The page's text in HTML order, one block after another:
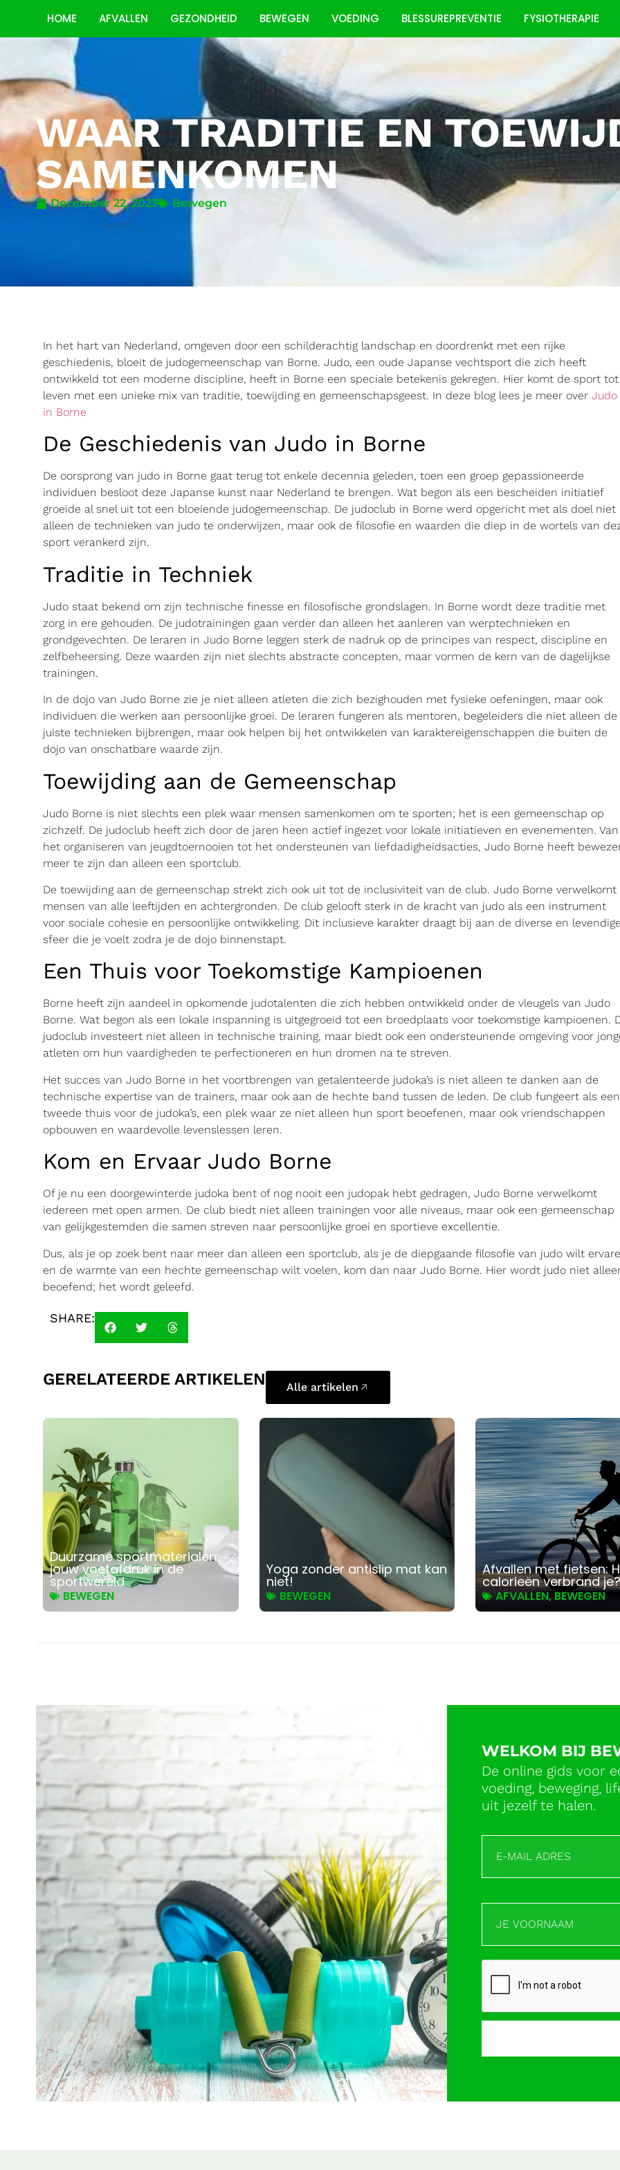
HOME AFVALLEN GEZONDHEID BEWEGEN VOEDING BLESSUREPREVENTIE FYSIOTHERAPIE
WAAR TRADITIE EN
SAMENKOMEN
December 22, 2023 Bewegen
In het hart van Nederland, omgeven door een schilderachtig landschap en doordrenkt met een rijke
geschiedenis, bloeit de judogemeenschap van Borne. Judo, een oude Japanse vechtsport die zich heeft
ontwikkeld tot een moderne discipline, heeft in Borne een speciale betekenis gekregen. Hier komt de sport tot
leven met een unieke mix van traditie, toewijding en gemeenschapsgeest. In deze blog lees je meer over Judo
in Borne
De Geschiedenis van Judo in Borne
De oorsprong van judo in Borne gaat terug tot enkele decennia geleden, toen een groep gepassioneerde
individuen besloot deze Japanse kunst naar Nederland te brengen. Wat begon als een bescheiden initiatief
groeide al snel uit tot een bloeiende judogemeenschap. De judoclub in Borne werd opgericht met als doel niet
alleen de technieken van judo te onderwijzen, maar ook de filosofie en waarden die diep in de wortels van
sport verankerd zijn.
Traditie in Techniek
Judo staat bekend om zijn technische finesse en filosofische grondslagen. In Borne wordt deze traditie met
zorg in ere gehouden. De judotrainingen gaan verder dan alleen het aanleren van werptechnieken en
grondgevechten. De leraren in Judo Borne leggen sterk de nadruk op de principes van respect, discipline en
zelfbeheersing. Deze waarden zijn niet slechts abstracte concepten, maar vormen de kern van de dagelijkse
trainingen.
In de dojo van Judo Borne zie je niet alleen atleten die zich bezighouden met fysieke oefeningen, maar ook
individuen die werken aan persoonlijke groei. De leraren fungeren als mentoren, begeleiders die niet alleen de
juiste technieken bijbrengen, maar ook helpen bij het ontwikkelen van karaktereigenschappen die buiten de
dojo van onschatbare waarde zijn.
Toewijding aan de Gemeenschap
Judo Borne is niet slechts een plek waar mensen samenkomen om te sporten; het is een gemeenschap op
zichzelf. De judoclub heeft zich door de jaren heen actief ingezet voor lokale initiatieven en evenementen. Van
het organiseren van jeugdtoernooien tot het ondersteunen van liefdadigheidsacties, Judo Borne heeft
meer te zijn dan alleen een sportclub.
De toewijding aan de gemeenschap strekt zich ook uit tot de inclusiviteit van de club. Judo Borne verwelkomt
mensen van alle leeftijden en achtergronden. De club gelooft sterk in de kracht van judo als een instrument
voor sociale cohesie en persoonlijke ontwikkeling. Dit inclusieve karakter draagt bij aan de diverse en
sfeer die je voelt zodra je de dojo binnenstapt.
Een Thuis voor Toekomstige Kampioenen
Borne heeft zijn aandeel in opkomende judotalenten die zich hebben ontwikkeld onder de vleugels van Judo
Borne. Wat begon als een lokale inspanning is uitgegroeid tot een broedplaats voor toekomstige kampioenen.
judoclub investeert niet alleen in technische training, maar biedt ook een ondersteunende omgeving voor
atleten om hun vaardigheden te perfectioneren en hun dromen na te streven.
Het succes van Judo Borne in het voortbrengen van getalenteerde judoka’s is niet alleen te danken aan de
technische expertise van de trainers, maar ook aan de hechte band tussen de leden. De club fungeert als een
tweede thuis voor de judoka’s, een plek waar ze niet alleen hun sport beoefenen, maar ook vriendschappen
opbouwen en waardevolle levenslessen leren.
Kom en Ervaar Judo Borne
Of je nu een doorgewinterde judoka bent of nog nooit een judopak hebt gedragen, Judo Borne verwelkomt
iedereen met open armen. De club biedt niet alleen trainingen voor alle niveaus, maar ook een gemeenschap
van gelijkgestemden die samen streven naar persoonlijke groei en sportieve excellentie.
Dus, als je op zoek bent naar meer dan alleen een sportclub, als je de diepgaande filosofie van judo wilt
en de warmte van een hechte gemeenschap wilt voelen, kom dan naar Judo Borne. Hier wordt judo niet
beoefend; het wordt geleefd.
SHARE:
GERELATEERDE ARTIKELEN Alle artikelen
Duurzame sportmaterialen:
jouw voetafdruk in de
sportwereld
BEWEGEN
Yoga zonder antislip mat kan
niet!
BEWEGEN
Afvallen met fietsen:
calorieën verbrand je?
AFVALLEN,BEWEGEN
WELKOM BIJ
De online gids voor
voeding, beweging,
uit jezelf te halen.